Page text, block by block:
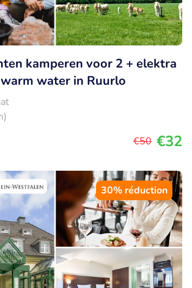
kamperen voor 2 + elektra
water in Ruurlo
€50 €32
30% réduction